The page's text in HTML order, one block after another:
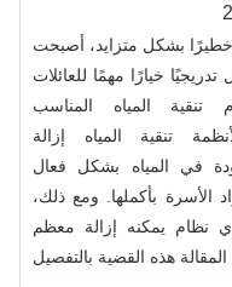
بشكل متزايد، أصبحت
خيارًا مهمًا للعائلات
تنقية المياه المناسب
تنقية المياه إزالة
في المياه بشكل فعال
الأسرة بأكملها. ومع ذلك،
نظام يمكنه إزالة معظم